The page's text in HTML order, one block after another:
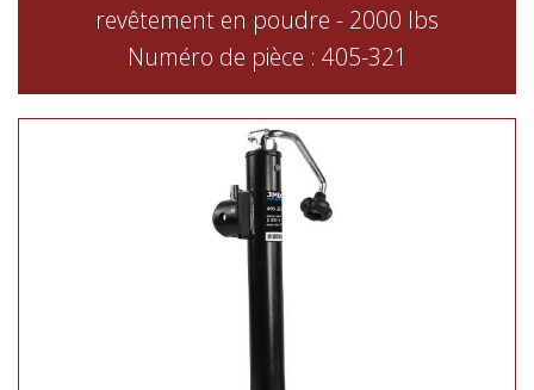
revêtement en poudre - 2000 lbs
Numéro de pièce : 405-321